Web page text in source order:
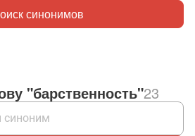
синонимов
"барственность"23